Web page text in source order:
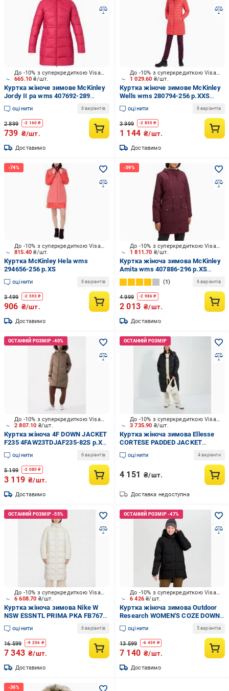
665.10₴/шт.
До -10% з суперкредиткою Visa Вигода
Куртка жіноче зимове McKinley
Jordy II pa wms 407692-289
р.XXS бордове
оцінити 6 варіантів
2 899 -2 160 ₴
739 ₴/шт.
Доставимо
1 029.60 ₴/шт.
До -10% з суперкредиткою Visa Вигода
Куртка жіноче зимове McKinley
Wells wms 280794-256 р.XXS
червоне
оцінити 6 варіантів
3 999 -2 855 ₴
1 144 ₴/шт.
Доставимо
815.40₴/шт.
До -10% з суперкредиткою Visa Вигода
Куртка McKinley Hela wms
294656-256 р.XS
оцінити 6 варіантів
3 499 -2 593 ₴
906 ₴/шт.
Доставимо
1 811.70 ₴/шт.
До -10% з суперкредиткою Visa Вигода
Куртка жіноча зимова McKinley
Amita wms 407886-296 р.XS
рожева
1 6 варіантів
4 999 -2 986 ₴
2 013 ₴/шт.
Доставимо
2 807.10 ₴/шт.
До -10% з суперкредиткою Visa Вигода
Куртка жіноча 4F DOWN JACKET
F235 4FAW23TDJAF235-82S р.XS
бежева
оцінити 6 варіантів
5 199 -2 080 ₴
3 119 ₴/шт.
Доставимо
3 735.90 ₴/шт.
До -10% з суперкредиткою Visa Вигода
Куртка жіноча зимова Ellesse
CORTESE PADDED JACKET
SGT19177011 р.L чорна
оцінити 4 варіанти
4 151 ₴/шт.
Доставка недоступна
6 608.70 ₴/шт.
До -10% з суперкредиткою Visa Вигода
Куртка жіноча зимова Nike W
NSW ESSNTL PRIMA PKA FB7670-
104 р.M бежева
оцінити 6 варіантів
16 599 -9 256 ₴
7 343 ₴/шт.
Доставимо
6 426₴/шт.
До -10% з суперкредиткою Visa Вигода
Куртка жіноча зимова Outdoor
Research WOMEN'S COZE DOWN
COAT 283203-0001 р.S чорна
оцінити 5 варіантів
13 599 -6 459 ₴
7 140 ₴/шт.
Доставимо